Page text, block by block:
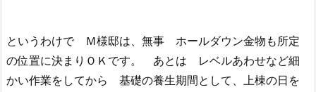
というわけで Ｍ様邸は、無事 ホールダウン金物も所定
の位置に決まりＯＫです。 あとは レベルあわせなど細
かい作業をしてから 基礎の養生期間として、上棟の日を